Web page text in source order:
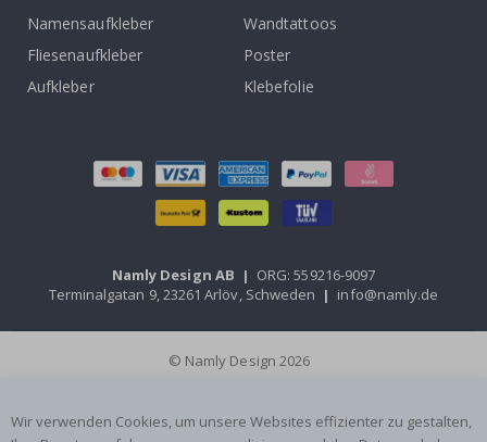
Namensaufkleber
Wandtattoos
Fliesenaufkleber
Poster
Aufkleber
Klebefolie
Namly Design AB | ORG: 559216-9097
Terminalgatan 9, 23261 Arlöv, Schweden | info@namly.de
© Namly Design 2026
Wir verwenden Cookies, um unsere Websites effizienter zu gestalten,